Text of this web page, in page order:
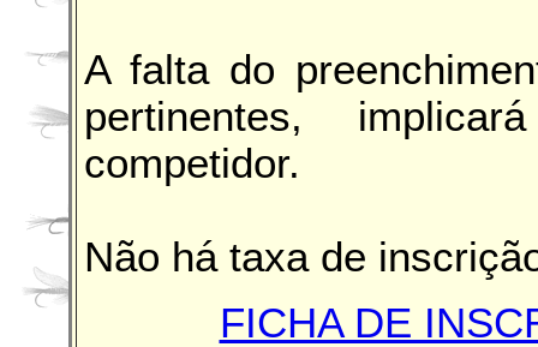
A falta do
pertinentes,
competidor.
Não há taxa de
FICHA DE